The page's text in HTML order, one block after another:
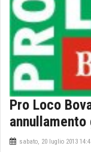
Pro Loco
sabato, 20 luglio 2013